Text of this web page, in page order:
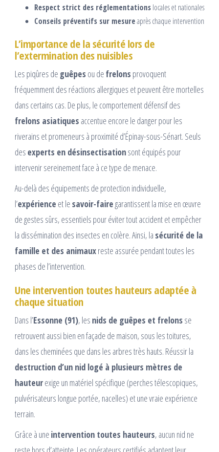
Respect strict des réglementations locales et nationales
Conseils préventifs sur mesureaprès chaque intervention
L’importance de la sécurité lors de
l’extermination des nuisibles
Les piqûres de guêpes ou de frelons provoquent
fréquemment des réactions allergiques et peuvent être mortelles
dans certains cas. De plus, le comportement défensif des
frelons asiatiques accentue encore le danger pour les
riverains et promeneurs à proximité d’Épinay-sous-Sénart. Seuls
des experts en désinsectisationsont équipés pour
intervenir sereinement face à ce type de menace.
Au-delà des équipements de protection individuelle,
l’expérience et le savoir-fairegarantissent la mise en œuvre
de gestes sûrs, essentiels pour éviter tout accident et empêcher
la dissémination des insectes en colère. Ainsi, la sécurité de la
famille et des animauxreste assurée pendant toutes les
phases de l’intervention.
Une intervention toutes hauteurs adaptée à
chaque situation
Dans l’Essonne (91), les nids de guêpes et frelons se
retrouvent aussi bien en façade de maison, sous les toitures,
dans les cheminées que dans les arbres très hauts. Réussir la
destruction d’un nid logé à plusieurs mètres de
hauteurexige un matériel spécifique (perches télescopiques,
pulvérisateurs longue portée, nacelles) et une vraie expérience
terrain.
Grâce à une intervention toutes hauteurs, aucun nid ne